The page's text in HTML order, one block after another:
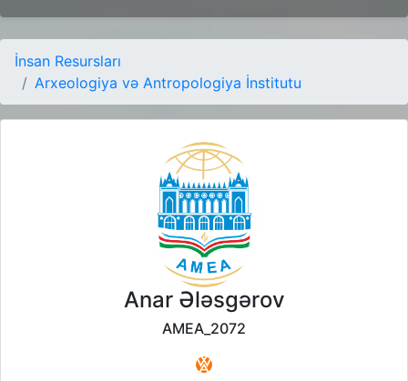
İnsan Resursları
Arxeologiya və Antropologiya İnstitutu
Anar Ələsgərov
AMEA_2072